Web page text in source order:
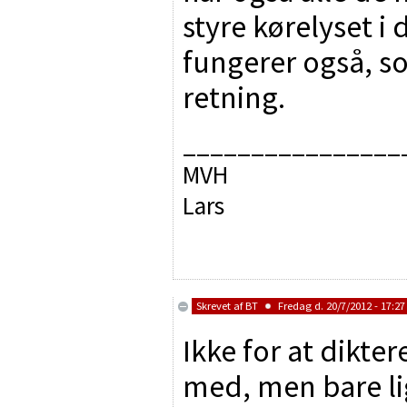
styre kørelyset i
fungerer også,
retning.
MVH
Lars
Skrevet afBT Fredag d. 20/7/2012 - 17:27
Ikke for at
med, men bare